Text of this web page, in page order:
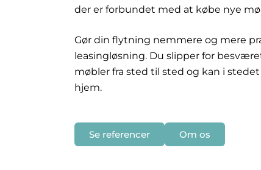
der er forbundet med at købe nye
Gør din flytning nemmere og mere
leasingløsning. Du slipper for
møbler fra sted til sted og kan i
hjem.
Se referencer Om os